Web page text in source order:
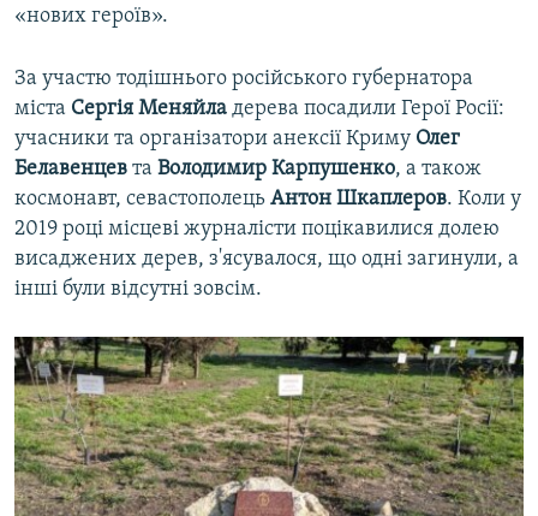
«нових героїв».
За участю тодішнього російського губернатора
міста Сергія Меняйла дерева посадили Герої Росії:
учасники та організатори анексії Криму Олег
Белавенцев та Володимир Карпушенко, а також
космонавт, севастополець Антон Шкаплеров. Коли у
2019 році місцеві журналісти поцікавилися долею
висаджених дерев, з'ясувалося, що одні загинули, а
інші були відсутні зовсім.